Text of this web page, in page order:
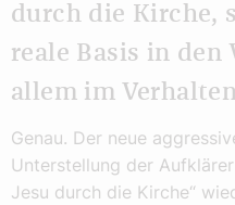
durch die Kirche,
reale Basis in den
allem im
Genau. Der neue
Unterstellung der
Jesu durch die Kirche“